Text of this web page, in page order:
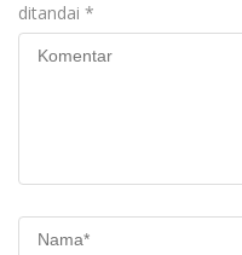
ditandai *